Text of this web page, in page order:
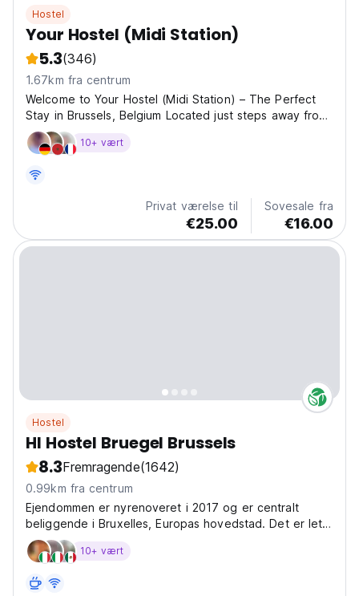
Hostel
Your Hostel (Midi Station)
5.3(346)
1.67km fra centrum
Welcome to Your Hostel (Midi Station) – The Perfect
Stay in Brussels, Belgium Located just steps away from
Brussels' vibrant Midi Station, Your Hostel offers an
ideal base for both first-time visitors and seasoned
10+ vært
Privat værelse til
€25.00
Sovesale fra
€16.00
Hostel
HI Hostel Bruegel Brussels
8.3Fremragende(1642)
0.99km fra centrum
Ejendommen er nyrenoveret i 2017 og er centralt
beliggende i Bruxelles, Europas hovedstad. Det er let
at få adgang til mange monumenter, museer og
attraktioner. Det har også en international atmosfære
10+ vært